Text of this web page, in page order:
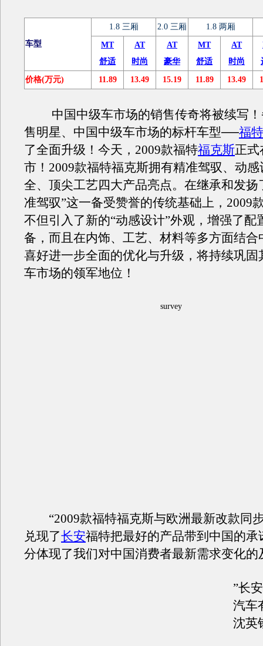
车型
1.8 三厢 2.0 三厢 1.8 两厢
MT
舒适
AT
时尚
AT
豪华
MT
舒适
AT
时尚
价格(万元) 11.89 13.49 15.19 11.89 13.49
中国中级车市场的销售传奇将被续写！
售明星、中国中级车市场的标杆车型──福特
了全面升级！今天，2009款福特福克斯正式
市！2009款福特福克斯拥有精准驾驭、动
全、顶尖工艺四大产品亮点。在继承和发扬
准驾驭”这一备受赞誉的传统基础上，2009
不但引入了新的“动感设计”外观，增强了配
备，而且在内饰、工艺、材料等多方面结合
喜好进一步全面的优化与升级，将持续巩固
车市场的领军地位！
survey
“2009款福特福克斯与欧洲最新改款同
兑现了长安福特把最好的产品带到中国的承
分体现了我们对中国消费者最新需求变化的
”长
汽车
沈英